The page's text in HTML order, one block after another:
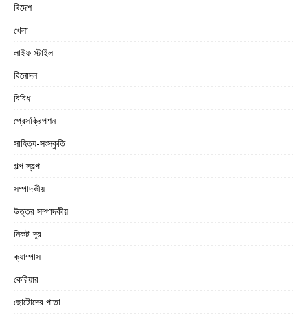
বিদেশ
খেলা
লাইফ স্টাইল
বিনোদন
বিবিধ
প্রেসক্রিপশন
সাহিত্য-সংস্কৃতি
গল্প স্বল্প
সম্পাদকীয়
উত্তর সম্পাদকীয়
নিকট-দূর
ক্যাম্পাস
কেরিয়ার
ছোটোদের পাতা